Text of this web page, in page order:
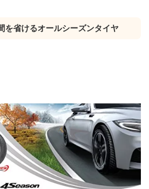
を省けるオールシーズンタイヤ